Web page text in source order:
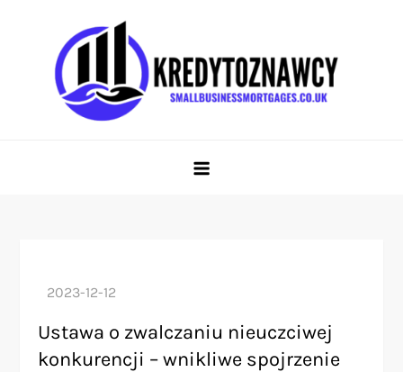
Ustawa o zwalczaniu nieuczciwej
konkurencji – wnikliwe spojrzenie